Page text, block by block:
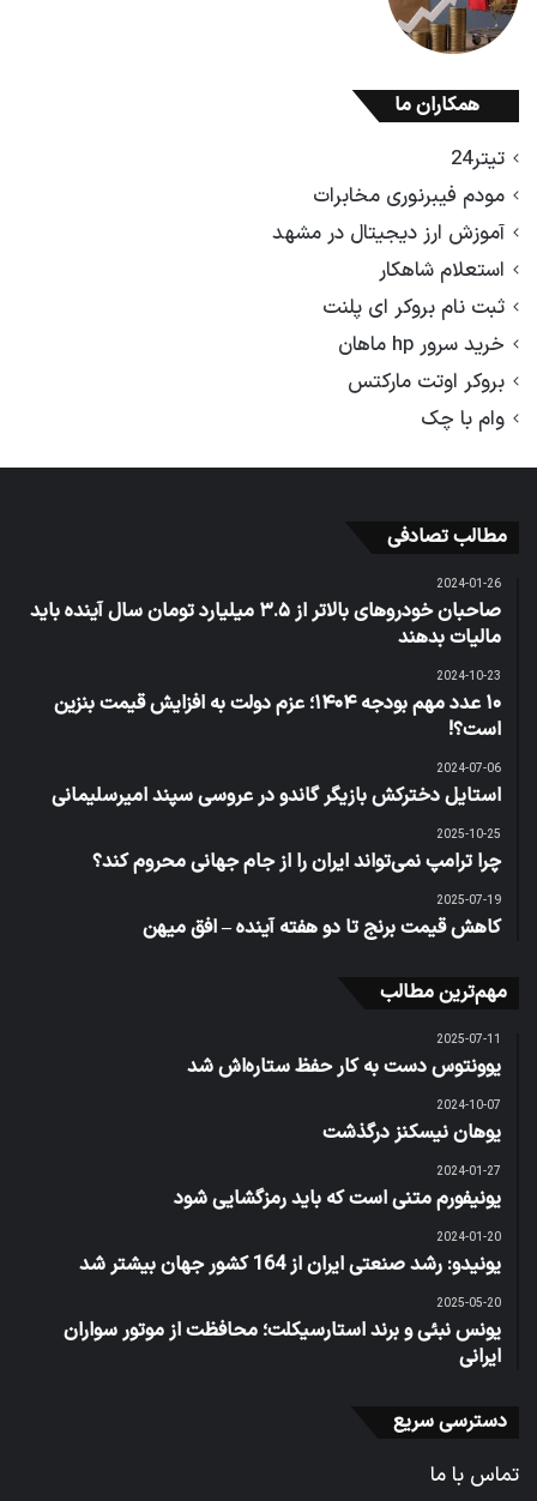
همکاران ما
تیتر24
مودم فیبرنوری مخابرات
آموزش ارز دیجیتال در مشهد
استعلام شاهکار
ثبت نام بروکر ای پلنت
خرید سرور hp ماهان
بروکر اوتت مارکتس
وام با چک
مطالب تصادفی
2024-01-26
صاحبان خودروهای بالاتر از ۳.۵ میلیارد تومان سال آینده باید
مالیات بدهند
2024-10-23
۱۰ عدد مهم بودجه ۱۴۰۴؛ عزم دولت به افزایش قیمت بنزین
است؟!
2024-07-06
استایل دخترکش بازیگر گاندو در عروسی سپند امیرسلیمانی
2025-10-25
چرا ترامپ نمی‌تواند ایران را از جام جهانی محروم کند؟
2025-07-19
کاهش قیمت برنج تا دو هفته آینده – افق میهن
مهم‌ترین مطالب
2025-07-11
یوونتوس دست به کار حفظ ستاره‌اش شد
2024-10-07
یوهان نیسکنز درگذشت
2024-01-27
یونیفورم متنی است که باید رمزگشایی شود
2024-01-20
یونیدو: رشد صنعتی ایران از 164 کشور جهان بیشتر شد
2025-05-20
یونس نبئی و برند استارسیکلت؛ محافظت از موتور سواران
ایرانی
دسترسی سریع
تماس با ما